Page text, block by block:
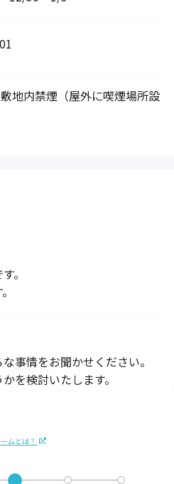
地内禁煙（屋外に喫煙場所設
。
事情をお聞かせください。
を検討いたします。
ムとは？